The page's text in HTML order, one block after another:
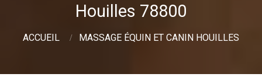
Houilles 78800
ACCUEIL MASSAGE ÉQUIN ET CANIN HOUILLES